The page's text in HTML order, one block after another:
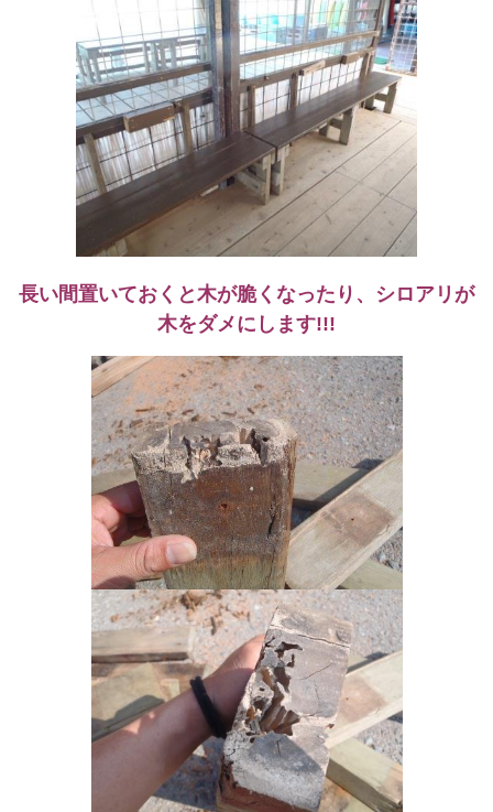
長い間置いておくと木が脆くなったり、シロアリが
木をダメにします!!!